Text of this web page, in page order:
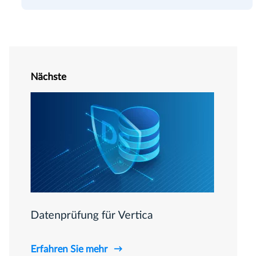
Nächste
Datenprüfung für Vertica
Erfahren Sie mehr